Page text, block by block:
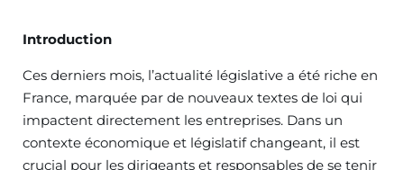
Introduction
Ces derniers mois, l’actualité législative a été riche en
France, marquée par de nouveaux textes de loi qui
impactent directement les entreprises. Dans un
contexte économique et législatif changeant, il est
crucial pour les dirigeants et responsables de se tenir